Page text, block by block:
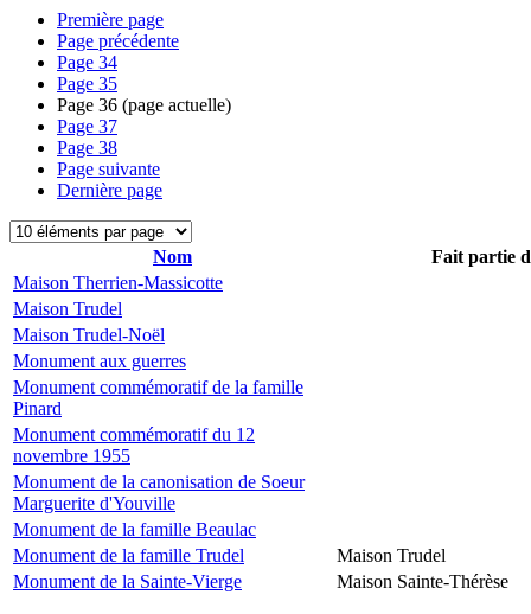
Première page
Page précédente
Page 34
Page 35
Page 36 (page actuelle)
Page 37
Page 38
Page suivante
Dernière page
Nom
Fait partie
Maison Therrien-Massicotte
Maison Trudel
Maison Trudel-Noël
Monument aux guerres
Monument commémoratif de la famille
Pinard
Monument commémoratif du 12
novembre 1955
Monument de la canonisation de Soeur
Marguerite d'Youville
Monument de la famille Beaulac
Monument de la famille Trudel
Maison Trudel
Monument de la Sainte-Vierge
Maison Sainte-Thérèse